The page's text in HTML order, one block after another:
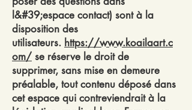
l&#39;espace contact) sont à la
disposition des
utilisateurs. https://www.koailaart.c
om/ se réserve le droit de
supprimer, sans mise en demeure
préalable, tout contenu déposé dans
cet espace qui contreviendrait à la